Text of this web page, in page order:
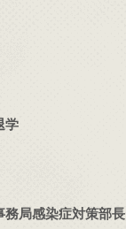
学
務局感染症対策部長